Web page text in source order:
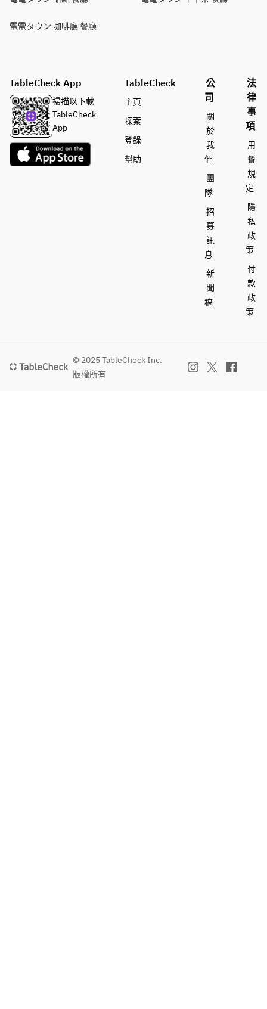
電電タウン 咖啡廳 餐廳
TableCheck App
掃描以下載
TableCheck
App
TableCheck
主頁
探索
登錄
幫助
公
司
關
於
我
們
團
隊
招
募
訊
息
新
聞
稿
法
律
事
項
用
餐
規
定
隱
私
政
策
付
款
政
策
© 2025 TableCheck Inc.
版權所有